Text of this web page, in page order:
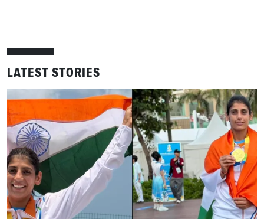
LATEST STORIES